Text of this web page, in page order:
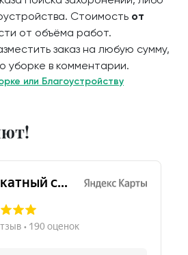
Стоимость от
от объёма работ.
заказ на любую сумму,
уборке в комментарии.
или Благоустройству